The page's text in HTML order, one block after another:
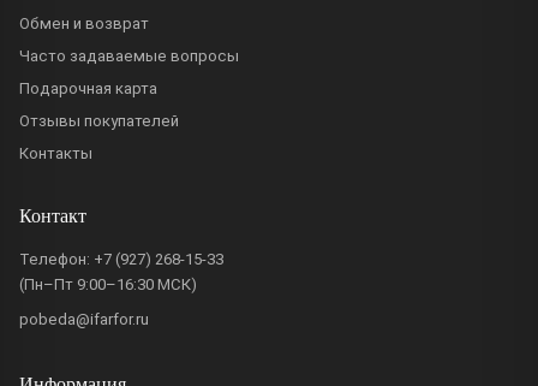
Обмен и возврат
Часто задаваемые вопросы
Подарочная карта
Отзывы покупателей
Контакты
Контакт
Телефон: +7 (927) 268-15-33
(Пн–Пт 9:00–16:30 МСК)
pobeda@ifarfor.ru